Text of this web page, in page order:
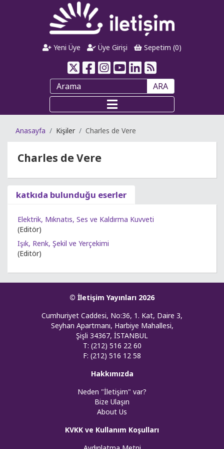
Yeni Üye Üye Girişi Sepetim (0)
ARA
Anasayfa Kişiler Charles de Vere
Charles de Vere
katkıda bulunduğu eserler
Elektrik, Mıknatıs, Ses ve Kaldırma Kuvveti
(Editör)
Işık, Renk, Şekil ve Yerçekimi
(Editör)
© İletişim Yayınları 2026
Cumhuriyet Caddesi, No:36, 1. Kat, Daire 3,
Seyhan Apartmanı, Harbiye Mahallesi,
Şişli 34367, İSTANBUL
T: (212) 516 22 60
F: (212) 516 12 58
Hakkımızda
Neden "İletişim" var?
Bize Ulaşın
About Us
KVKK ve Kullanım Koşulları